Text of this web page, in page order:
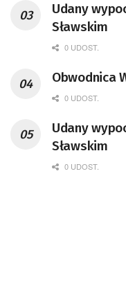
Udany
Sławskim
0 UDOST.
Obwodnica
0 UDOST.
Udany
Sławskim
0 UDOST.